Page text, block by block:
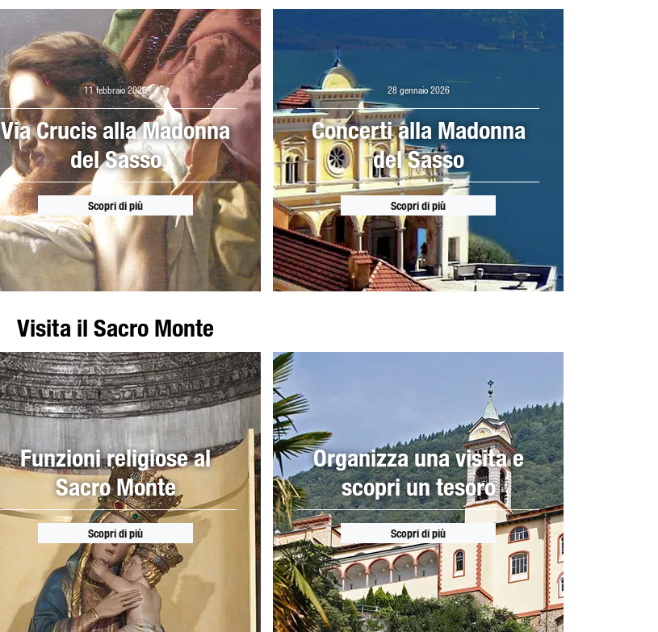
11 febbraio 2026
Via Crucis alla Madonna
del Sasso
Scopri di più
28 gennaio 2026
Concerti alla Madonna
del Sasso
Scopri di più
Visita il Sacro Monte
Funzioni religiose al
Sacro Monte
Scopri di più
Organizza una visita e
scopri un tesoro
Scopri di più